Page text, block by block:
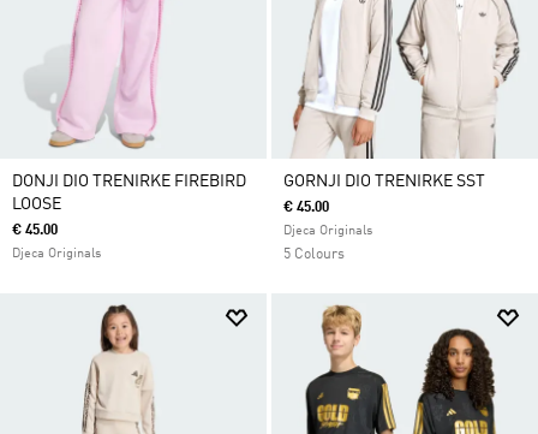
DONJI DIO TRENIRKE FIREBIRD
LOOSE
€ 45.00
Djeca Originals
GORNJI DIO TRENIRKE SST
€ 45.00
Djeca Originals
5 Colours